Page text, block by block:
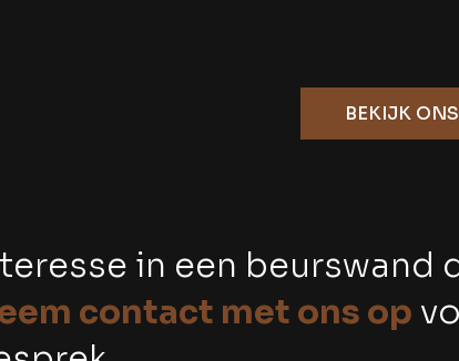
BEKIJK
in een beurswand
contact met ons op